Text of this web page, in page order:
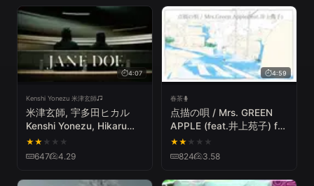
4:07
Kenshi Yonezu 米津玄師
米津玄師, 宇多田ヒカル
Kenshi Yonezu, Hikaru
Utada - JANE DOE
★★ ★ ★ ★
647 4.29
4:59
春茶
点描の唄 / Mrs. GREEN
APPLE (feat.井上苑子) full
covered by オサム × 春茶
★★ ★ ★ ★
824 3.58